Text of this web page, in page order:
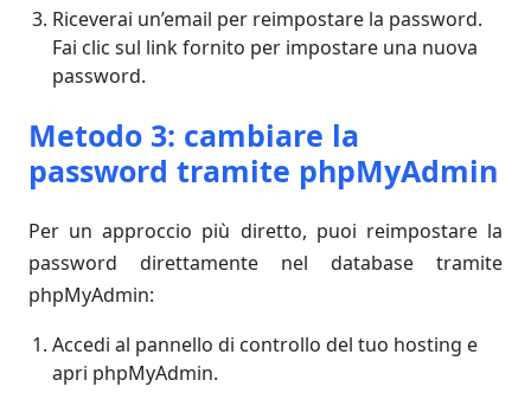
Riceverai un’email per reimpostare la password.
Fai clic sul link fornito per impostare una nuova
password.
Metodo 3: cambiare la
password tramite phpMyAdmin
Per un approccio più diretto, puoi reimpostare la
password direttamente nel database tramite
phpMyAdmin:
Accedi al pannello di controllo del tuo hosting e
apri phpMyAdmin.